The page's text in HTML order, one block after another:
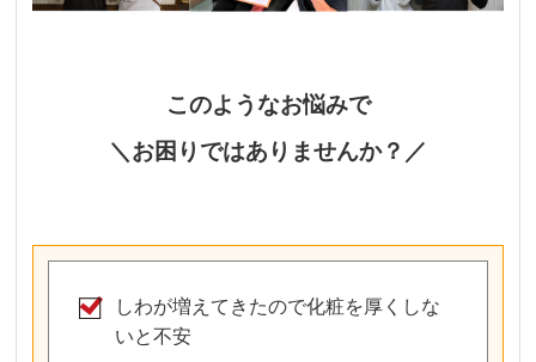
このようなお悩みで
＼お困りではありませんか？／
しわが増えてきたので化粧を厚くしな
いと不安